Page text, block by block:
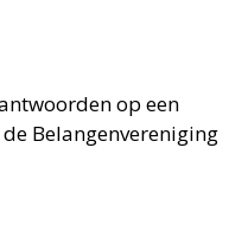
op een
Belangenvereniging